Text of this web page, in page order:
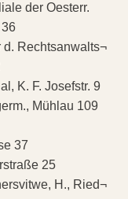
der Oesterr.
d. Rechtsanwalts¬
K. F. Josefstr. 9
Mühlau 109
37
25
H., Ried¬